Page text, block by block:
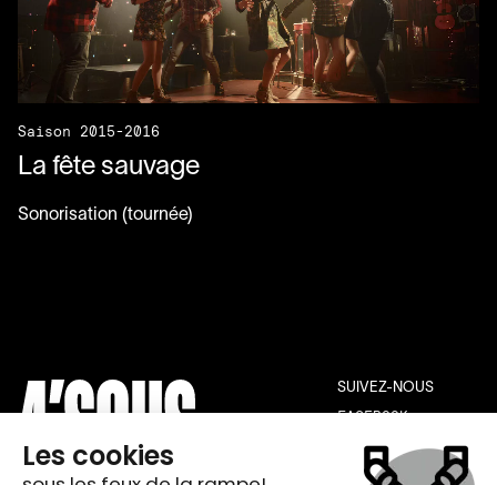
Saison 2015-2016
La fête sauvage
Sonorisation (tournée)
SUIVEZ-NOUS
FACEBOOK
YOUTUBE